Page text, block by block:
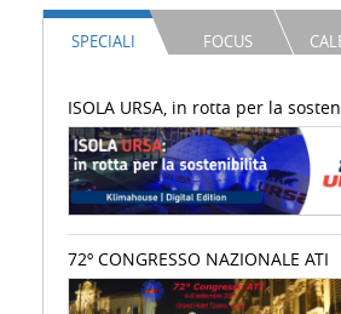
SPECIALI FOCUS
ISOLA URSA, in rotta per la
72º CONGRESSO NAZIONALE ATI